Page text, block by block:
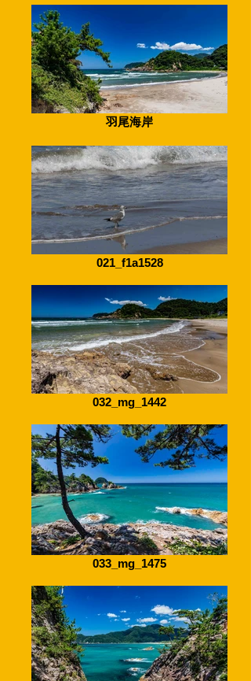
羽尾海岸
021_f1a1528
032_mg_1442
033_mg_1475